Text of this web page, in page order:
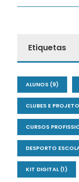
Etiquetas
ALUNOS (9)
CLUBES E
CURSOS
DESPORTO
KIT DIGITAL(1)